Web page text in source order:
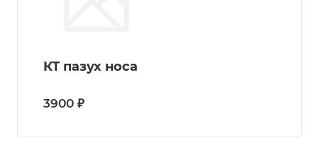
КТ пазух носа
3900 ₽